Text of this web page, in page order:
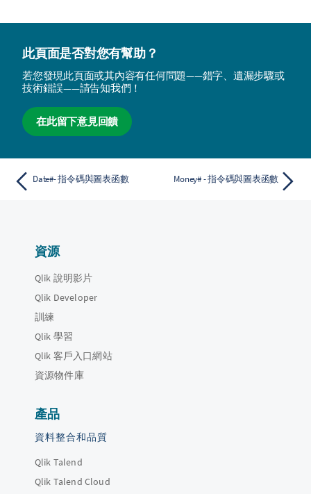
此頁面是否對您有幫助？
若您發現此頁面或其內容有任何問題——錯字、遺漏步驟或
技術錯誤——請告知我們！
在此留下意見回饋
Date#- 指令碼與圖表函數 Money# - 指令碼與圖表函數
資源
Qlik 說明影片
Qlik Developer
訓練
Qlik 學習
Qlik 客戶入口網站
資源物件庫
產品
資料整合和品質
Qlik Talend
Qlik Talend Cloud